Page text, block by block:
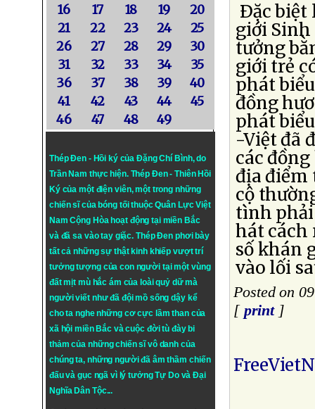
16
17 18 19
20
21
22 23 24
25
26
27 28 29
30
31
32 33 34
35
36
37 38 39
40
41
42 43 44
45
46
47 48 49
Thép Đen - Hồi ký của Đặng Chí Bình, do
Trần Nam thực hiện. Thép Đen- Thiên Hồi
Ký của một điện viên, một trong những
chiến sĩ của bóng tối thuộc Quân Lực Việt
Nam Cộng Hòa hoạt động tại miền Bắc
và đã sa vào tay giặc. Thép Đen phơi bày
tất cả những sự thật kinh khiếp vượt trí
tưởng tượng của con người tại một vùng
đất mịt mù hắc ám của loài quỷ dữ mà
người viết như đã đội mồ sống dậy kể
cho ta nghe những cơ cực lầm than của
xã hội miền Bắc và cuộc đời tù đày bi
thảm của những chiến sĩ vô danh của
chúng ta, những người đã âm thầm chiến
đấu và gục ngã vì lý tưởngTự DovàĐại
Nghĩa Dân Tộc...
Ðặc biệt
giới Sinh
tưởng
giới trẻ
phát
đồng
phát
-Việt đã
các
địa điểm
cộ
tình phải
hát cách
số khán
vào lối
Posted on
[ print]